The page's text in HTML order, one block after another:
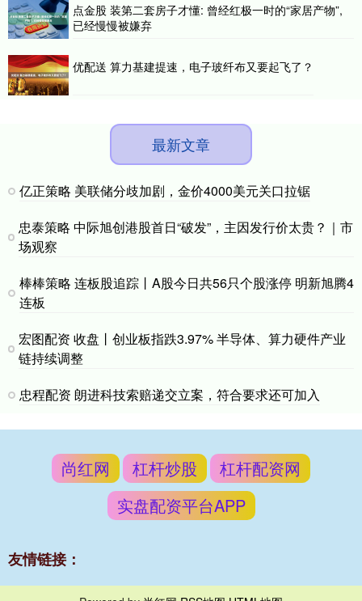
点金股 装第二套房子才懂: 曾经红极一时的“家居产物”,
已经慢慢被嫌弃
优配送 算力基建提速，电子玻纤布又要起飞了？
最新文章
亿正策略 美联储分歧加剧，金价4000美元关口拉锯
忠泰策略 中际旭创港股首日“破发”，主因发行价太贵？｜市
场观察
棒棒策略 连板股追踪丨A股今日共56只个股涨停 明新旭腾4
连板
宏图配资 收盘丨创业板指跌3.97% 半导体、算力硬件产业
链持续调整
忠程配资 朗进科技索赔递交立案，符合要求还可加入
尚红网 杠杆炒股
杠杆配资网
实盘配资平台APP
友情链接：